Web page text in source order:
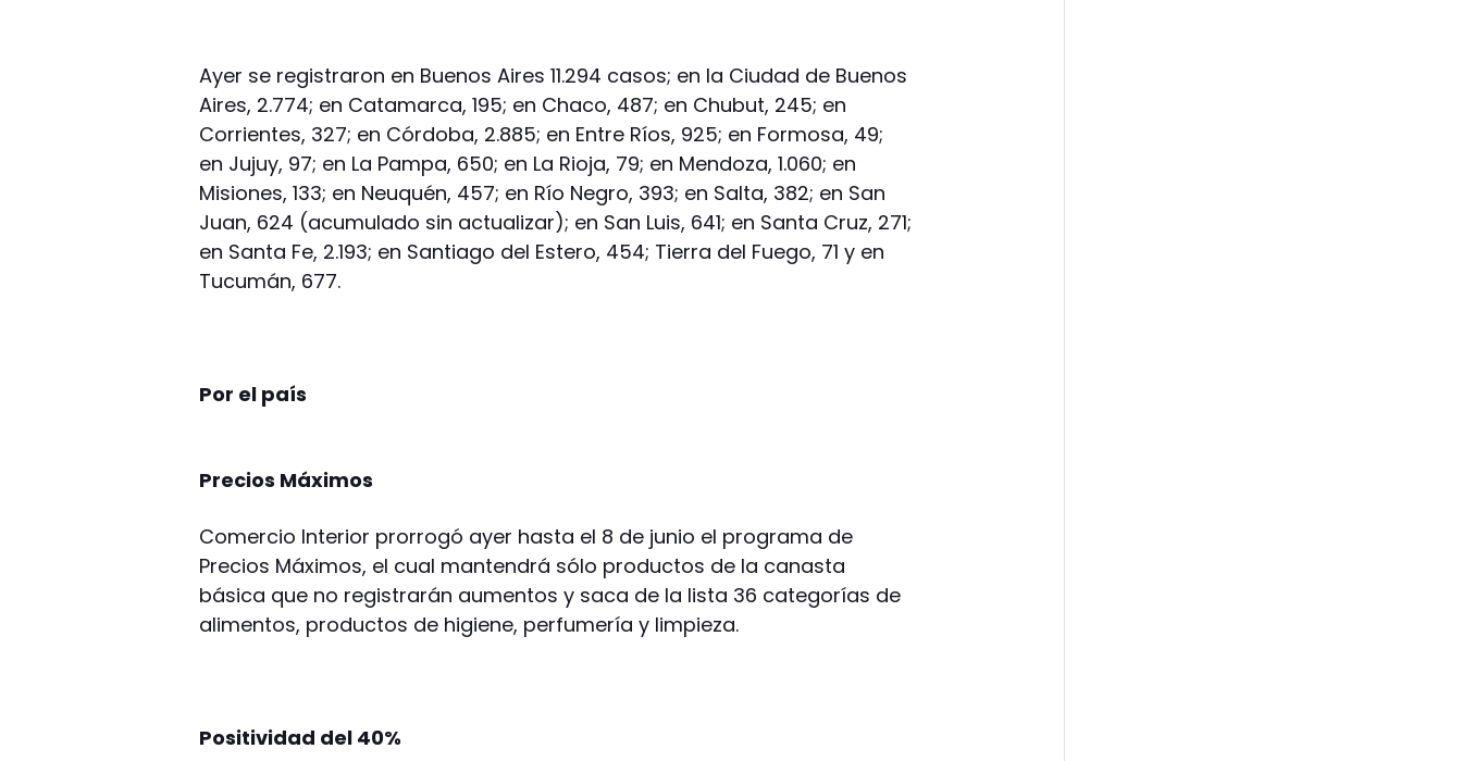
Ayer se registraron en Buenos Aires 11.294 casos; en la Ciudad de Buenos
Aires, 2.774; en Catamarca, 195; en Chaco, 487; en Chubut, 245; en
Corrientes, 327; en Córdoba, 2.885; en Entre Ríos, 925; en Formosa, 49;
en Jujuy, 97; en La Pampa, 650; en La Rioja, 79; en Mendoza, 1.060; en
Misiones, 133; en Neuquén, 457; en Río Negro, 393; en Salta, 382; en San
Juan, 624 (acumulado sin actualizar); en San Luis, 641; en Santa Cruz, 271;
en Santa Fe, 2.193; en Santiago del Estero, 454; Tierra del Fuego, 71 y en
Tucumán, 677.
Por el país
Precios Máximos
Comercio Interior prorrogó ayer hasta el 8 de junio el programa de
Precios Máximos, el cual mantendrá sólo productos de la canasta
básica que no registrarán aumentos y saca de la lista 36 categorías de
alimentos, productos de higiene, perfumería y limpieza.
Positividad del 40%